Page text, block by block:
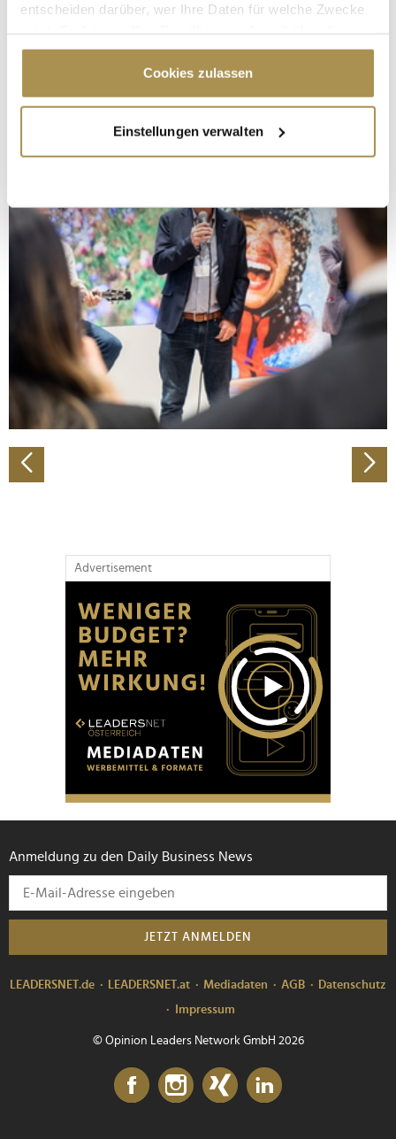
entscheiden darüber, wer Ihre Daten für welche Zwecke
Cookie-Erklärung oder durch Klicken auf das Privacy
Trigger Symbol ändern oder widerrufen
Informationen über Ihre geografische Lage
erfassen, welche bis auf einige Meter genau sein
bestimmten Merkmalen (Fingerprinting) identifizieren
Erfahren Sie mehr darüber, wie Ihre persönlichen Daten
verarbeitet werden, und legen Sie Ihre Präferenzen im
Abschnitt Einzelheitenfest.
Wir verwenden Cookies, um Inhalte und Anzeigen zu
personalisieren, Funktionen für soziale Medien anbieten
zu können und die Zugriffe auf unsere Website zu
analysieren. Außerdem geben wir Informationen zu Ihrer
Verwendung unserer Website an unsere Partner für
Partner führen diese Informationen möglicherweise mit
weiteren Daten zusammen, die Sie ihnen bereitgestellt
Cookies zulassen
Einstellungen verwalten
Advertisement
Anmeldung zu den Daily Business News
JETZT ANMELDEN
LEADERSNET.de LEADERSNET.at Mediadaten AGB
Datenschutz
Impressum
© Opinion Leaders Network GmbH 2026